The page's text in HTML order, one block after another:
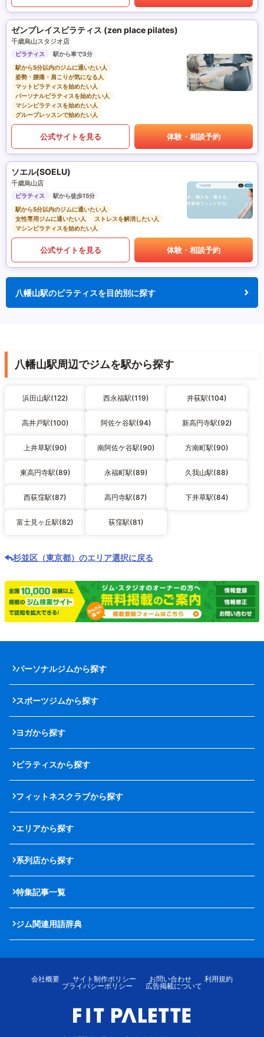
ゼンプレイスピラティス (zen place pilates)
千歳烏山スタジオ店
ピラティス
駅から車で3分
駅から5分以内のジムに通いたい人
姿勢・腰痛・肩こりが気になる人
マットピラティスを始めたい人
パーソナルピラティスを始めたい人
マシンピラティスを始めたい人
グループレッスンで始めたい人
公式サイトを見る 体験・相談予約
ソエル(SOELU)
千歳烏山店
ピラティス
駅から徒歩15分
駅から5分以内のジムに通いたい人
女性専用ジムに通いたい人
ストレスを解消したい人
マシンピラティスを始めたい人
公式サイトを見る 体験・相談予約
八幡山駅のピラティスを目的別に探す
八幡山駅周辺でジムを駅から探す
浜田山駅(122) 西永福駅(119) 井荻駅(104)
高井戸駅(100) 阿佐ケ谷駅(94) 新高円寺駅(92)
上井草駅(90) 南阿佐ケ谷駅(90) 方南町駅(90)
東高円寺駅(89) 永福町駅(89) 久我山駅(88)
西荻窪駅(87) 高円寺駅(87) 下井草駅(84)
富士見ヶ丘駅(82) 荻窪駅(81)
杉並区（東京都）のエリア選択に戻る
パーソナルジムから探す
スポーツジムから探す
ヨガから探す
ピラティスから探す
フィットネスクラブから探す
エリアから探す
系列店から探す
特集記事一覧
ジム関連用語辞典
会社概要 サイト制作ポリシー お問い合わせ
利用規約
プライバシーポリシー
広告掲載について